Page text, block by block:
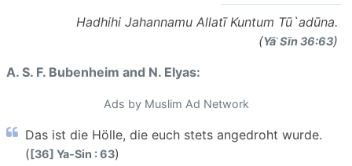
Hadhihi Jahannamu Allatī Kuntum Tū`adūna.
(Yāʾ Sīn 36:63)
A. S. F. Bubenheim and N. Elyas:
Ads by Muslim Ad Network
Das ist die Hölle, die euch stets angedroht wurde.
([36] Ya-Sin : 63)